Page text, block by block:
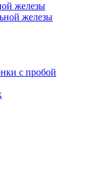
железы
железы
с пробой